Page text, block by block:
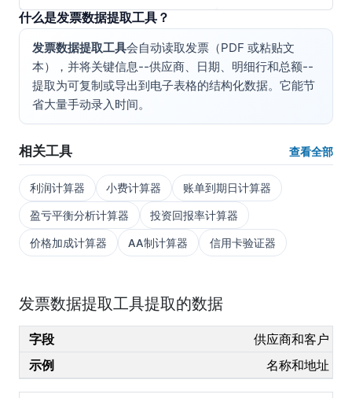
什么是发票数据提取工具？
发票数据提取工具会自动读取发票（PDF 或粘贴文
本），并将关键信息--供应商、日期、明细行和总额--
提取为可复制或导出到电子表格的结构化数据。它能节
省大量手动录入时间。
相关工具 查看全部
利润计算器 小费计算器 账单到期日计算器
盈亏平衡分析计算器 投资回报率计算器
价格加成计算器 AA制计算器 信用卡验证器
发票数据提取工具提取的数据
供应商和客户
名称和地址